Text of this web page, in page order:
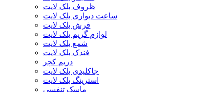
ظروف بلک لایت
ساعت دیواری بلک لایت
فرش بلک لایت
لوازم گریم بلک لایت
شمع بلک لایت
فندک بلک لایت
دریم کچر
جاکلیدی بلک لایت
استرینگ بلک لایت
ماسک تنفسی